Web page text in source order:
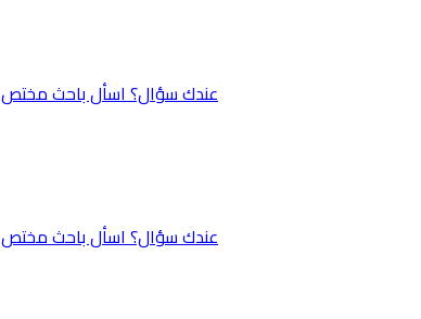
عندك سؤال؟ اسأل باحث مختص
عندك سؤال؟ اسأل باحث مختص